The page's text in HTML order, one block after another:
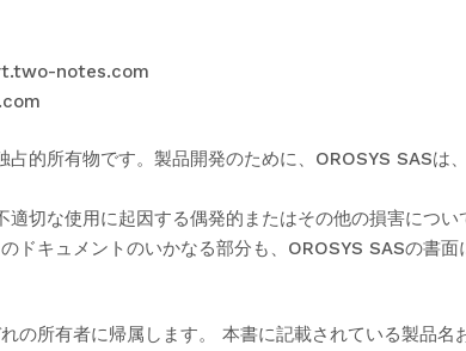
notes.com
占的所有物です。製品開発のために、OROSYS SAS
切な使用に起因する偶発的またはその他の損害につ
ドキュメントのいかなる部分も、OROSYS SASの書
の所有者に帰属します。 本書に記載されている製品